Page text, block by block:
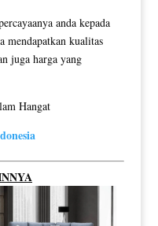
anda kepada
mendapatkan kualitas
juga harga yang
Hangat